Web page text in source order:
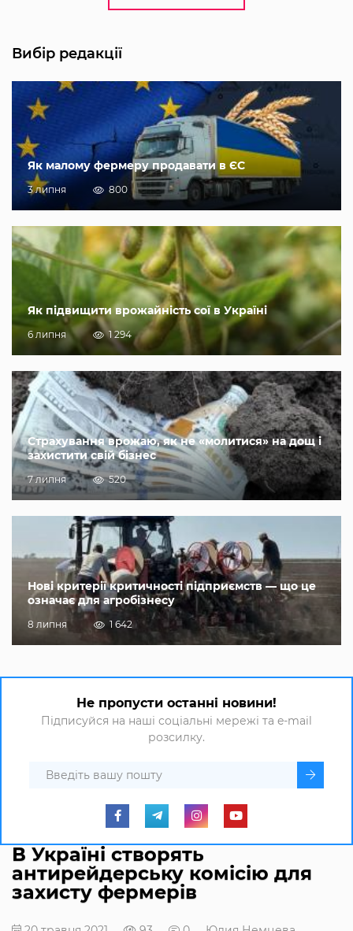
Вибір редакції
Як малому фермеру продавати в ЄС
3 липня 800
Як підвищити врожайність сої в Україні
6 липня 1 294
Страхування врожаю, як не «молитися» на дощ і
захистити свій бізнес
7 липня 520
Нові критерії критичності підприємств — що це
означає для агробізнесу
8 липня 1 642
Не пропусти останні новини!
Підписуйся на наші соціальні мережі та e-mail
розсилку.
В Україні створять
антирейдерську комісію для
захисту фермерів